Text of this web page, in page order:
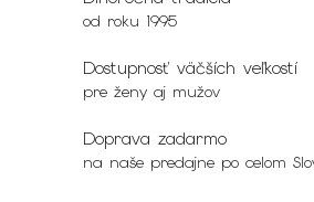
od roku 1995
Dostupnosť väčších veľkostí
pre ženy aj mužov
Doprava zadarmo
na naše predajne po celom